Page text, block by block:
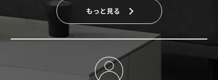
もっと見る